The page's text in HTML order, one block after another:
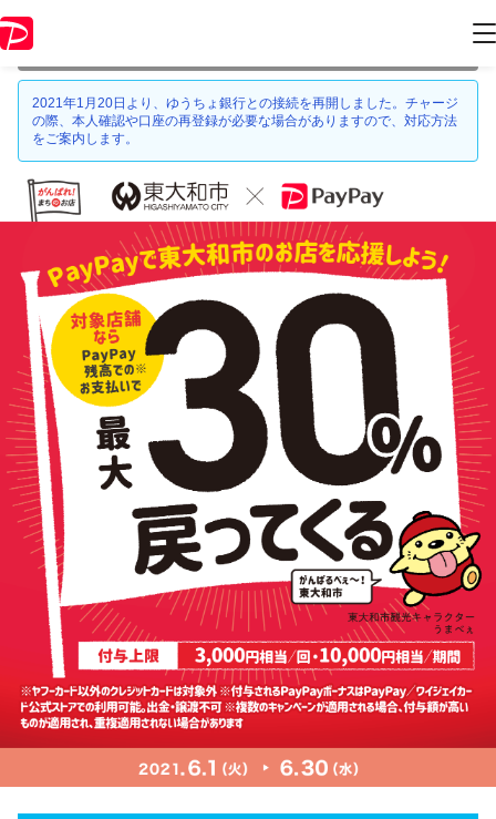
情報はキャンペーン終了時点のものになります。
2021年1月20日より、ゆうちょ銀行との接続を再開しました。チャージ
の際、本人確認や口座の再登録が必要な場合がありますので、対応方法
をご案内します。